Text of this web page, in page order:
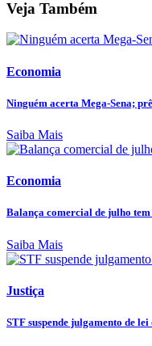
Veja Também
Economia
Ninguém acerta Mega-Sena;
Saiba Mais
Economia
Balança comercial de julho
Saiba Mais
Justiça
STF suspende julgamento de